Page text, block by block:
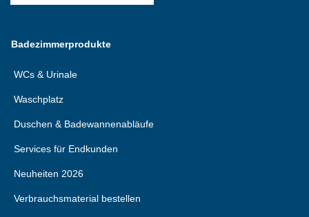
Badezimmerprodukte
WCs & Urinale
Waschplatz
Duschen & Badewannenabläufe
Services für Endkunden
Neuheiten 2026
Verbrauchsmaterial bestellen